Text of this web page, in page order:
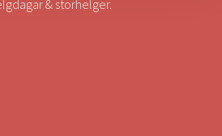
& storhelger.